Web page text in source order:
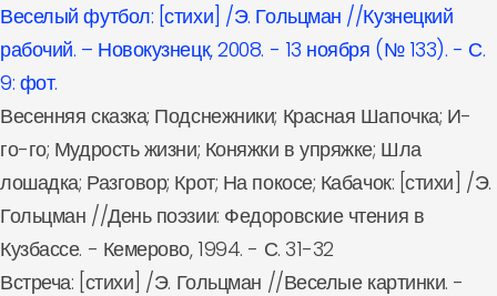
Веселый футбол: [стихи] /Э. Гольцман //Кузнецкий
рабочий. – Новокузнецк, 2008. - 13 ноября (№ 133). - С.
9: фот.
Весенняя сказка; Подснежники; Красная Шапочка; И-
го-го; Мудрость жизни; Коняжки в упряжке; Шла
лошадка; Разговор; Крот; На покосе; Кабачок: [стихи] /Э.
Гольцман //День поэзии: Федоровские чтения в
Кузбассе. - Кемерово, 1994. - С. 31-32
Встреча: [стихи] /Э. Гольцман //Веселые картинки. -